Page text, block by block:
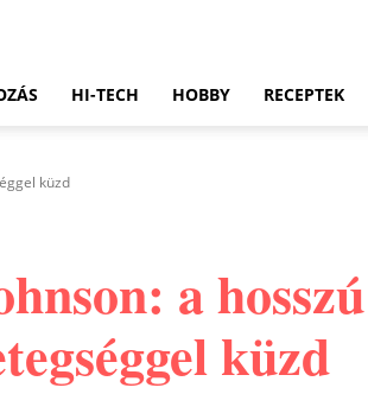
HI-TECH HOBBY RECEPTEK
küzd
a
küzd